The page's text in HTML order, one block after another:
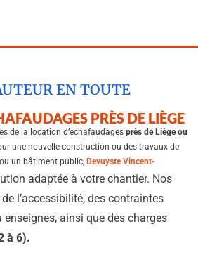
EN TOUTE
PRÈS DE LIÈGE
de la location d’échafaudages près de Liège ou
une nouvelle construction ou des travaux de
un bâtiment public, Devuyste Vincent-
adaptée à votre chantier. Nos
l’accessibilité, des contraintes
ainsi que des charges
à 6).